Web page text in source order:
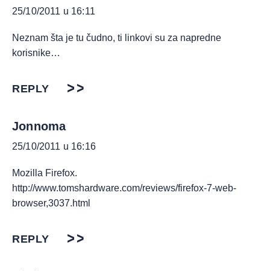
25/10/2011 u 16:11
Neznam šta je tu čudno, ti linkovi su za napredne
korisnike…
REPLY
Jonnoma
25/10/2011 u 16:16
Mozilla Firefox.
http://www.tomshardware.com/reviews/firefox-7-web-
browser,3037.html
REPLY